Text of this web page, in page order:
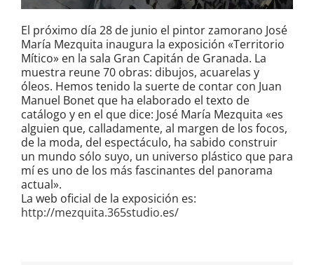
El próximo día 28 de junio el pintor zamorano José
María Mezquita inaugura la exposición «Territorio
Mítico» en la sala Gran Capitán de Granada. La
muestra reune 70 obras: dibujos, acuarelas y
óleos. Hemos tenido la suerte de contar con Juan
Manuel Bonet que ha elaborado el texto de
catálogo y en el que dice: José María Mezquita «es
alguien que, calladamente, al margen de los focos,
de la moda, del espectáculo, ha sabido construir
un mundo sólo suyo, un universo plástico que para
mí es uno de los más fascinantes del panorama
actual».
La web oficial de la exposición es:
http://mezquita.365studio.es/